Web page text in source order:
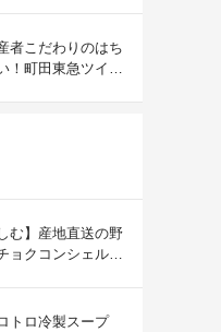
者こだわりのはち
！町田東急ツイン
む】産地直送の野
ョクコンシェルジ
トロ冷製スープ